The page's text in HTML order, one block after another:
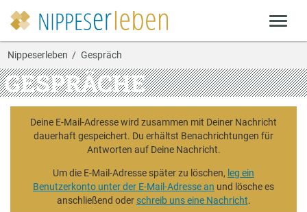
Nippeserleben Gespräch
GESPRÄCHE
Deine E-Mail-Adresse wird zusammen mit Deiner Nachricht
dauerhaft gespeichert. Du erhältst Benachrichtungen für
Antworten auf Deine Nachricht.
Um die E-Mail-Adresse später zu löschen, leg ein
Benutzerkonto unter der E-Mail-Adresse an und lösche es
anschließend oderschreib uns eine Nachricht.